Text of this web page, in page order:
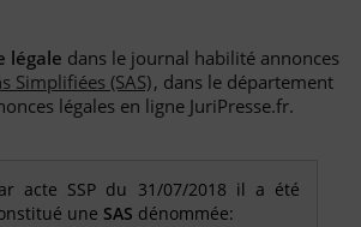
légale dans le journal habilité annonces
Simplifiées (SAS), dans le département
légales en ligne JuriPresse.fr.
acte SSP du 31/07/2018 il a été
une SAS dénommée: